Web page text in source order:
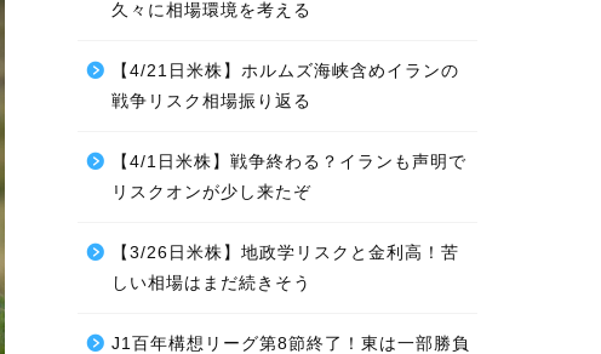
久々に相場環境を考える
【4/21日米株】ホルムズ海峡含めイランの
戦争リスク相場振り返る
【4/1日米株】戦争終わる？イランも声明で
リスクオンが少し来たぞ
【3/26日米株】地政学リスクと金利高！苦
しい相場はまだ続きそう
J1百年構想リーグ第8節終了！東は一部勝負